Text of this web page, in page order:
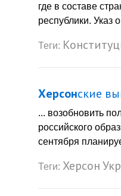
где в составе
республики. Указ
Теги:
Херсонские
... возобновить
российского
сентября
Теги: Херсон